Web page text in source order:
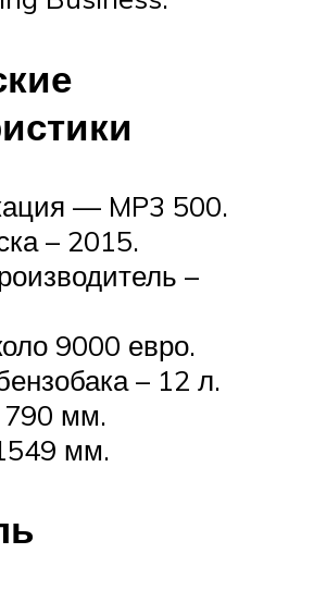
— MP3 500.
– 2015.
–
9000 евро.
– 12 л.
790 мм.
мм.